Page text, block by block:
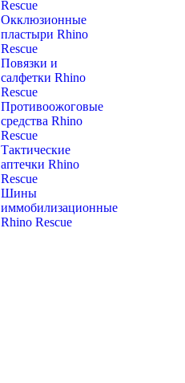
Rescue
Окклюзионные
пластыри Rhino
Rescue
Повязки и
салфетки Rhino
Rescue
Противоожоговые
средства Rhino
Rescue
Тактические
аптечки Rhino
Rescue
Шины
иммобилизационные
Rhino Rescue